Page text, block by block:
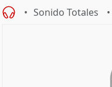
Sonido Totales